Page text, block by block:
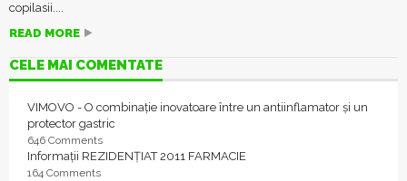
copilasii....
READ MORE
CELE MAI COMENTATE
VIMOVO - O combinație inovatoare între un antiinflamator și un
protector gastric
646 Comments
Informații REZIDENȚIAT 2011 FARMACIE
164 Comments